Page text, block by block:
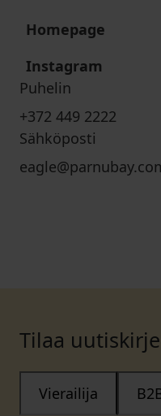
Homepage
Instagram
Puhelin
+372 449 2222
Sähköposti
Tilaa
Vierailija